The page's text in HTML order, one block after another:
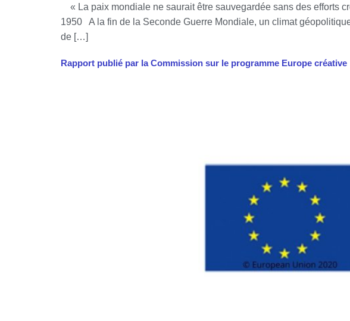
« La paix mondiale ne saurait être sauvegardée sans des efforts
1950 A la fin de la Seconde Guerre Mondiale, un climat
de […]
Rapport publié par la Commission sur le programme Europe créative